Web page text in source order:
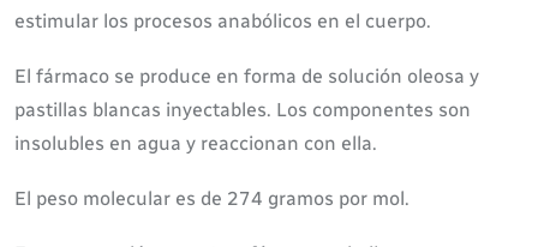
estimular los procesos anabólicos en el cuerpo.
El fármaco se produce en forma de solución oleosa y
pastillas blancas inyectables. Los componentes son
insolubles en agua y reaccionan con ella.
El peso molecular es de 274 gramos por mol.